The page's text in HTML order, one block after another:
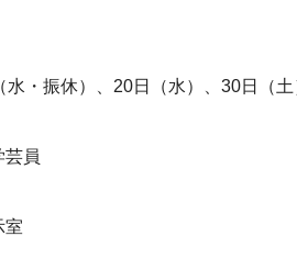
・振休）、20日（水）、30日（
員